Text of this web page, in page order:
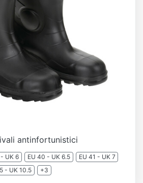
antinfortunistici
UK 6 EU 40 - UK 6.5
EU 41 - UK 7
- UK 10.5 +3